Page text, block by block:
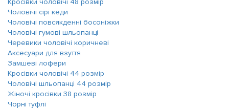
Чоловічі сірі кеди
Чоловічі повсякденні босоніжки
Чоловічі гумові шльопанці
Черевики чоловічі коричневі
Аксесуари для взуття
Замшеві лофери
Кросівки чоловічі 44 розмір
Чоловічі шльопанці 44 розмір
Жіночі кросівки 38 розмір
Чорні туфлі